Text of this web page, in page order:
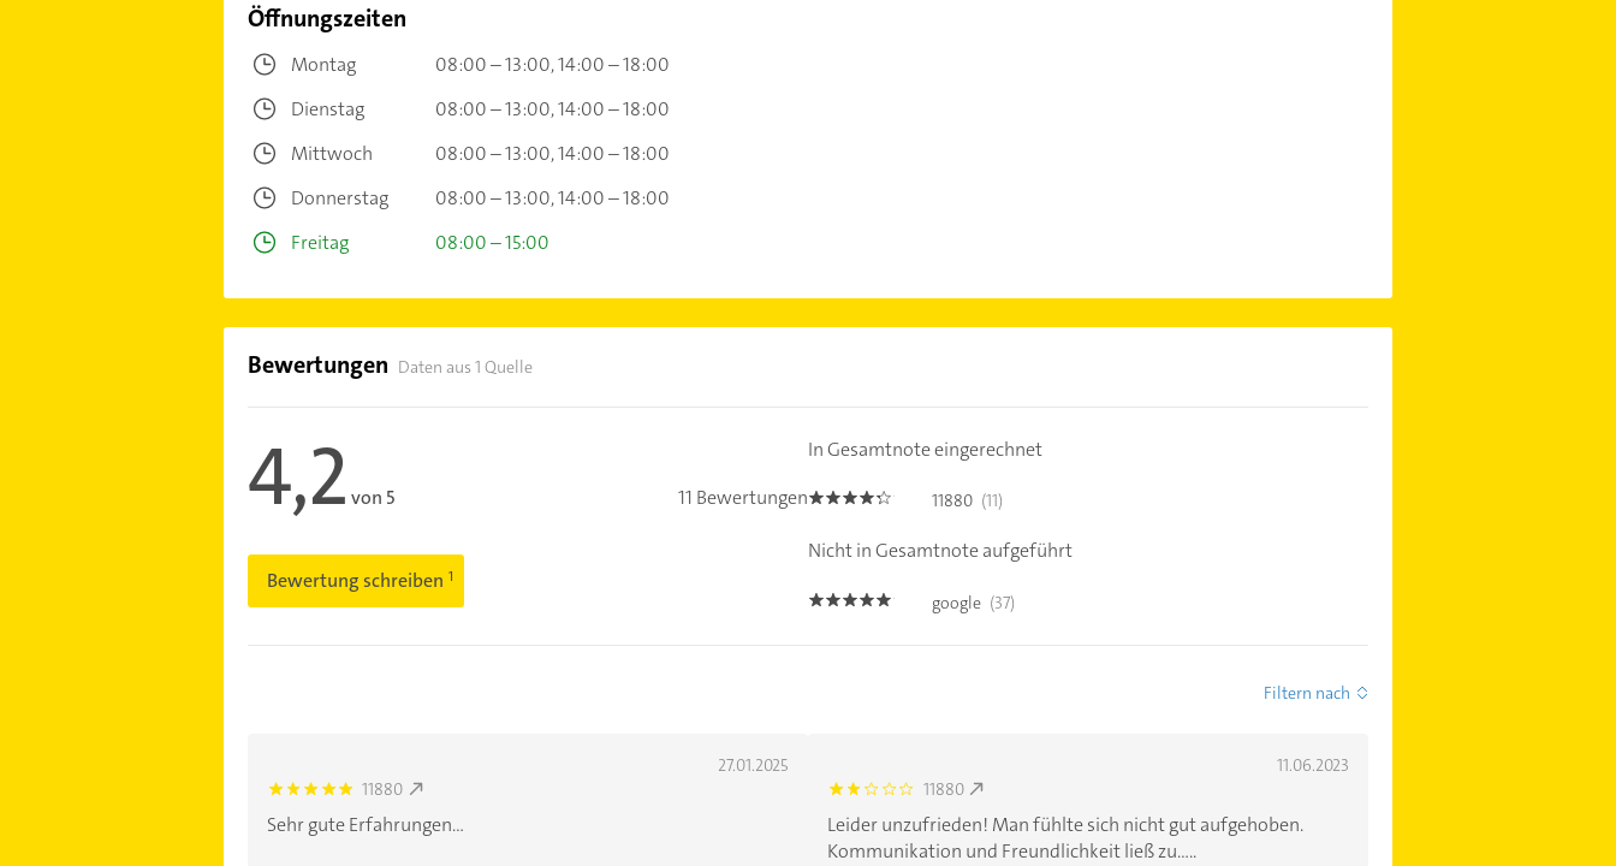
Öffnungszeiten
Montag 08:00 – 13:00 14:00 – 18:00
Dienstag
08:00 – 13:00 14:00 – 18:00
Mittwoch
08:00 – 13:00 14:00 – 18:00
Donnerstag
08:00 – 13:00 14:00 – 18:00
Freitag
08:00 – 15:00
Bewertungen Daten aus 1 Quelle
4,2 von 5 11 Bewertungen
Bewertung schreiben
In Gesamtnote eingerechnet
4.2000003 11880 (11)
Nicht in Gesamtnote aufgeführt
4.9 google (37)
Filtern nach
27.01.2025
5.0 11880
Sehr gute Erfahrungen...
11.06.2023
2.0 11880
Leider unzufrieden! Man fühlte sich nicht gut aufgehoben.
Kommunikation und Freundlichkeit ließ zu.....